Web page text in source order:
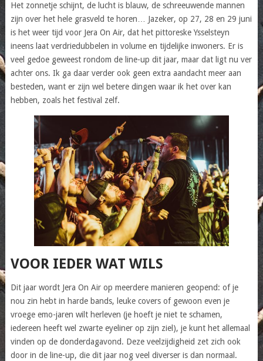
Het zonnetje schijnt, de lucht is blauw, de schreeuwende mannen
zijn over het hele grasveld te horen… Jazeker, op 27, 28 en 29 juni
is het weer tijd voor Jera On Air, dat het pittoreske Ysselsteyn
ineens laat verdriedubbelen in volume en tijdelijke inwoners. Er is
veel gedoe geweest rondom de line-up dit jaar, maar dat ligt nu ver
achter ons. Ik ga daar verder ook geen extra aandacht meer aan
besteden, want er zijn wel betere dingen waar ik het over kan
hebben, zoals het festival zelf.
VOOR IEDER WAT WILS
Dit jaar wordt Jera On Air op meerdere manieren geopend: of je
nou zin hebt in harde bands, leuke covers of gewoon even je
vroege emo-jaren wilt herleven (je hoeft je niet te schamen,
iedereen heeft wel zwarte eyeliner op zijn ziel), je kunt het allemaal
vinden op de donderdagavond. Deze veelzijdigheid zet zich ook
door in de line-up, die dit jaar nog veel diverser is dan normaal.